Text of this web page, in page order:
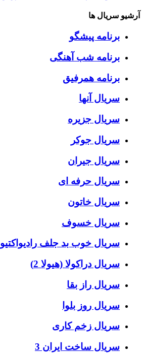
آرشیو سریال ها
برنامه پیشگو
برنامه شب آهنگی
برنامه همرفیق
سریال آنها
سریال جزیره
سریال جوکر
سریال جیران
سریال حرفه ای
سریال خاتون
سریال خسوف
سریال خوب بد جلف رادیواکتیو
سریال دراکولا (هیولا 2)
سریال راز بقا
سریال روز بلوا
سریال زخم کاری
سریال ساخت ایران 3